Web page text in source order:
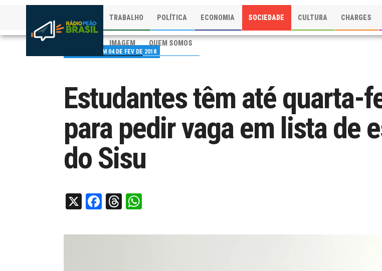
TRABALHO POLÍTICA ECONOMIA SOCIEDADE CULTURA CHARGES
IMAGEM QUEM SOMOS
PUBLICADO EM 04 DE FEV DE 2018
Estudantes têm até quarta-
para pedir vaga em lista de
do Sisu
X Facebook
Threads